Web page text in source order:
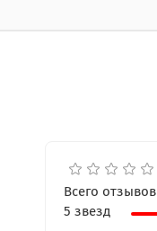
Всего отзывов
5 звезд